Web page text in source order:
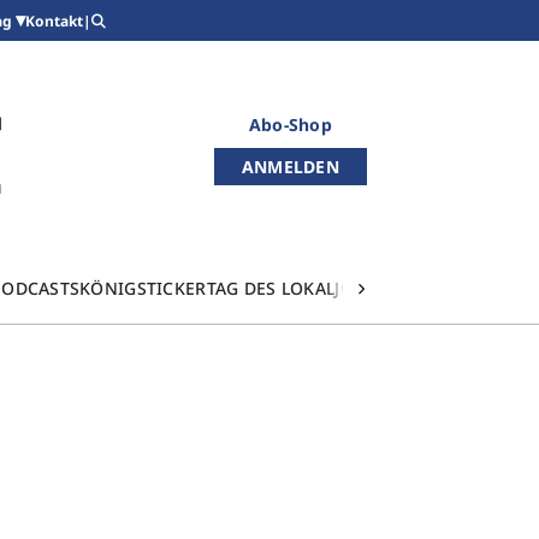
Kontakt|
Abo-Shop
ANMELDEN
KÖNIGSTICKERTAG DES LOKALJOURNALISMUS